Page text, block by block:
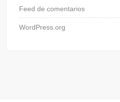
Feed de comentarios
WordPress.org